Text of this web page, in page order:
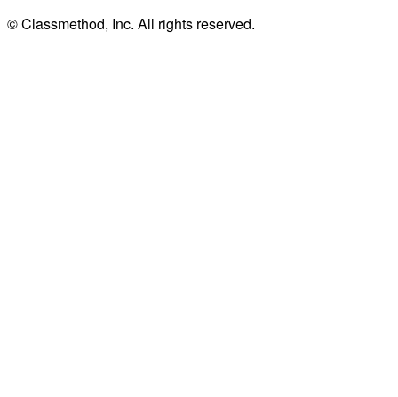
© Classmethod, Inc. All rights reserved.